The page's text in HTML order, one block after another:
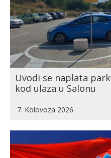
Uvodi se naplata
kod ulaza u Salonu
7. Kolovoza 2026.